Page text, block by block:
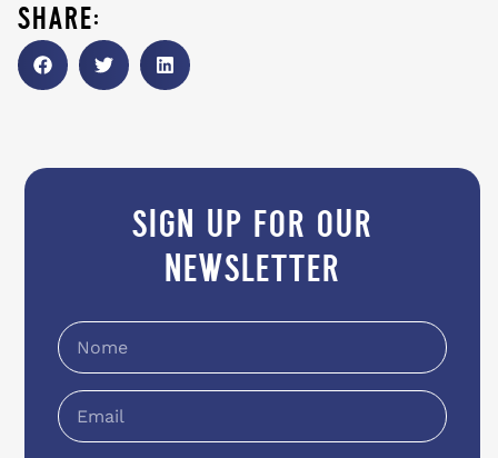
share:
sign up for our
newsletter